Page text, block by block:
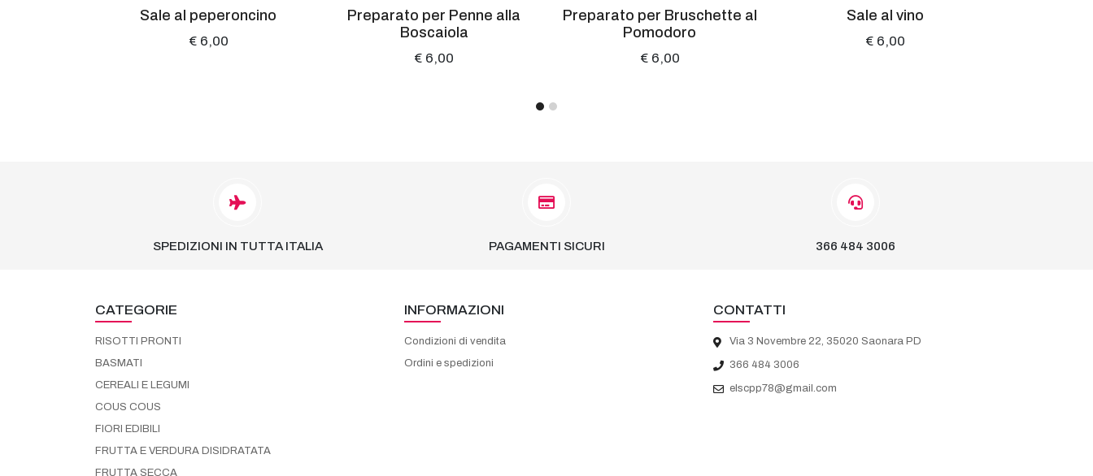
Sale al peperoncino
€ 6,00
Preparato per Penne alla
Boscaiola
€ 6,00
Preparato per Bruschette al
Pomodoro
€ 6,00
Sale al vino
€ 6,00
SPEDIZIONI IN TUTTA ITALIA PAGAMENTI SICURI 366 484 3006
CATEGORIE
RISOTTI PRONTI
BASMATI
CEREALI E LEGUMI
COUS COUS
FIORI EDIBILI
FRUTTA E VERDURA DISIDRATATA
FRUTTA SECCA
INFORMAZIONI
Condizioni di vendita
Ordini e spedizioni
CONTATTI
Via 3 Novembre 22, 35020 Saonara PD
366 484 3006
elscpp78@gmail.com